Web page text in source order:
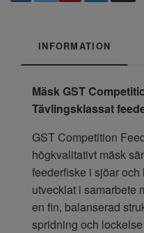
INFORMATION
Mäsk GST
Tävlingsklassat
GST Competition
högkvalitativt mäsk
feederfiske i sjöar
utvecklat i samarbete
en fin, balanserad
spridning och